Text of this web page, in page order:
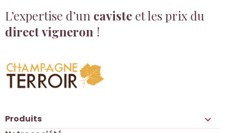
L’expertise d’un caviste et les prix du
direct vigneron !
Produits 